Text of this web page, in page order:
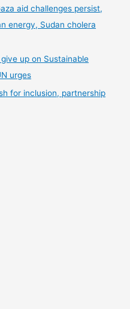
aid challenges persist,
energy, Sudan cholera
up on Sustainable
urges
for inclusion, partnership